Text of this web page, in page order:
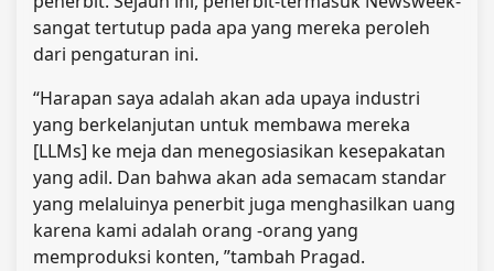
sangat tertutup pada apa yang mereka peroleh
dari pengaturan ini.
“Harapan saya adalah akan ada upaya industri
yang berkelanjutan untuk membawa mereka
[LLMs] ke meja dan menegosiasikan kesepakatan
yang adil. Dan bahwa akan ada semacam standar
yang melaluinya penerbit juga menghasilkan uang
karena kami adalah orang -orang yang
memproduksi konten, ”tambah Pragad.